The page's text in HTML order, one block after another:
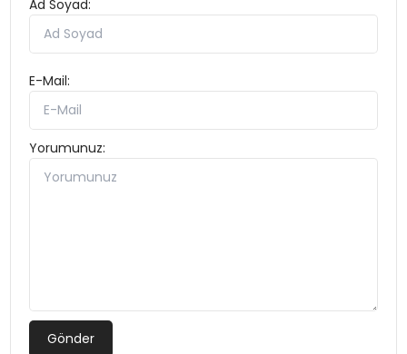
Ad Soyad:
E-Mail:
Yorumunuz:
Gönder